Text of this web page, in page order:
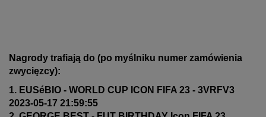
Nagrody trafiają do (po myślniku numer zamówienia
zwycięzcy):
1. EUSéBIO - WORLD CUP ICON FIFA 23 - 3VRFV3
2023-05-17 21:59:55